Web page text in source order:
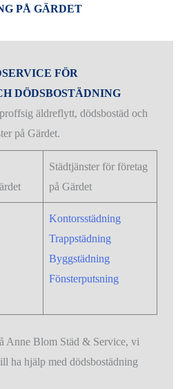
PÅ GÄRDET
FÖR
DÖDSBOSTÄDNING
äldreflytt, dödsbostäd och
på Gärdet.
Städtjänster för företag
på Gärdet
Kontorsstädning
Trappstädning
Byggstädning
Fönsterputsning
Anne Blom Städ & Service, vi
ha hjälp med dödsbostädning